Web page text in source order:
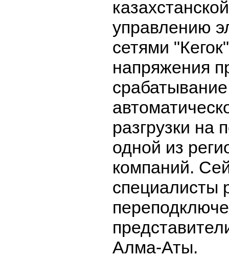
управлению
сетями
напряжения
разгрузки на
одной из
компаний.
специалисты
Алма-Аты.